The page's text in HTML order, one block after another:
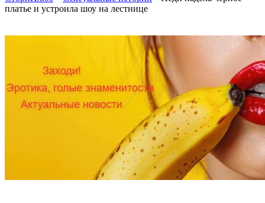
платье и устроила шоу на лестнице